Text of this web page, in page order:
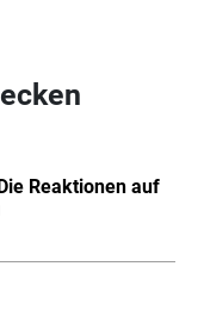
Reaktionen auf